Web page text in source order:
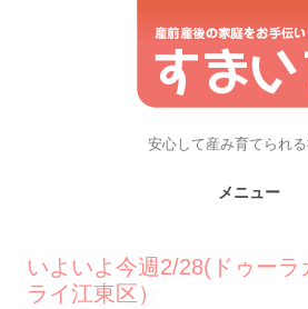
安心して産み育てられ
メニュー
いよいよ今週2/28(ドゥーラ
ライ江東区）